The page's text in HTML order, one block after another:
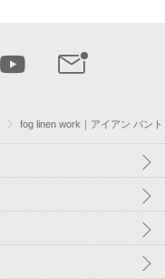
fog linen work｜アイアン パン